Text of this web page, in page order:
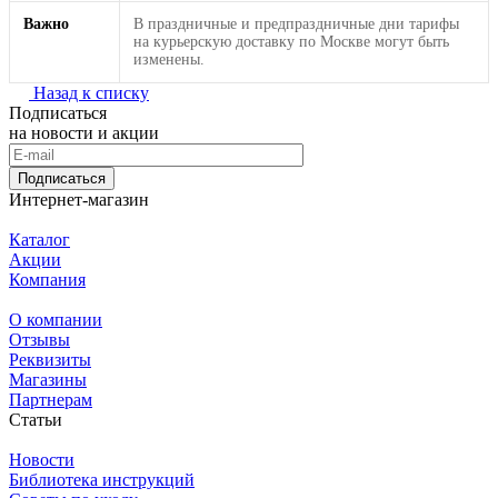
Важно
В праздничные и предпраздничные дни тарифы
на курьерскую доставку по Москве могут быть
изменены.
Назад к списку
Подписаться
на новости и акции
Подписаться
Интернет-магазин
Каталог
Акции
Компания
О компании
Отзывы
Реквизиты
Магазины
Партнерам
Статьи
Новости
Библиотека инструкций